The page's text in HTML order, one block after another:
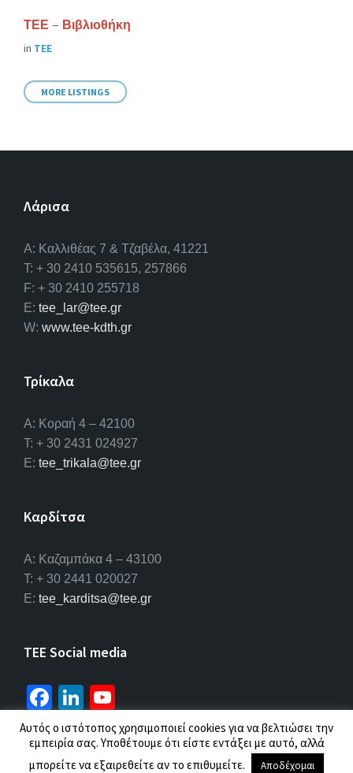
ΤΕΕ – Βιβλιοθήκη
in ΤΕΕ
MORE LISTINGS
Λάρισα
A: Καλλιθέας 7 & Τζαβέλα, 41221
T: + 30 2410 535615, 257866
F: + 30 2410 255718
E: tee_lar@tee.gr
W: www.tee-kdth.gr
Τρίκαλα
Α: Κοραή 4 – 42100
T: + 30 2431 024927
E: tee_trikala@tee.gr
Καρδίτσα
Α: Καζαμπάκα 4 – 43100
T: + 30 2441 020027
E: tee_karditsa@tee.gr
TEE Social media
Fa
ce
b
Li
n
ke
u
T
© 2026 ΤΕΕ |Πολιτική προσωπικών δεδομένων
Αυτός ο ιστότοπος χρησιμοποιεί cookies για να βελτιώσει την
εμπειρία σας. Υποθέτουμε ότι είστε εντάξει με αυτό, αλλά
μπορείτε να εξαιρεθείτε αν το επιθυμείτε.
Αποδέχομαι